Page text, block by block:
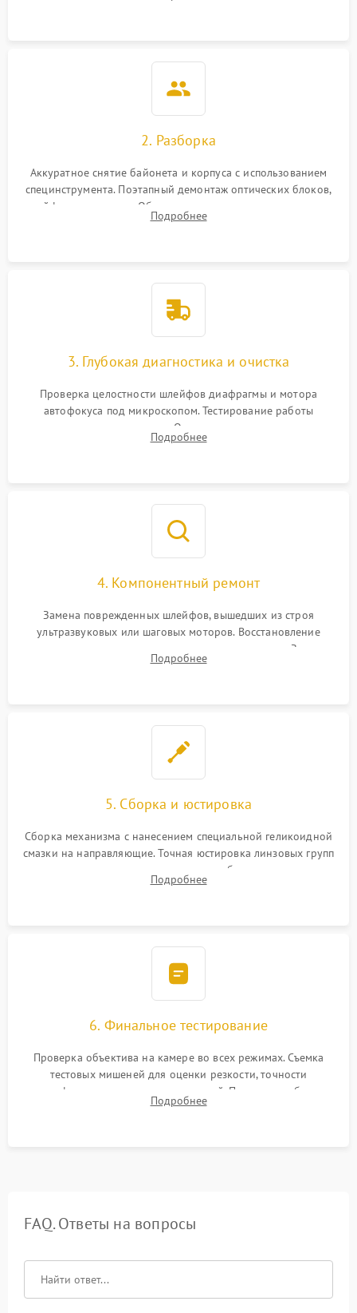
2. Разборка
Аккуратное снятие байонета и корпуса с использованием
специнструмента. Поэтапный демонтаж оптических блоков,
шлейфов и приводов. Обязательная маркировка положения
линзовых групп для сохранения заводской центровки при
Подробнее
3. Глубокая диагностика и очистка
Проверка целостности шлейфов диафрагмы и мотора
автофокуса под микроскопом. Тестирование работы
электромагнитного привода. Очистка оптических элементов
от пыли, следов влаги и грибка спецрастворами без
Подробнее
4. Компонентный ремонт
Замена поврежденных шлейфов, вышедших из строя
ультразвуковых или шаговых моторов. Восстановление
геометрии направляющих при заклинивании зума. Замена
неисправного блока диафрагмы, датчиков положения или
Подробнее
5. Сборка и юстировка
Сборка механизма с нанесением специальной геликоидной
смазки на направляющие. Точная юстировка линзовых групп
программным или механическим способом для устранения
бэк
Подробнее
6. Финальное тестирование
Проверка объектива на камере во всех режимах. Съемка
тестовых мишеней для оценки резкости, точности
автофокуса и отсутствия искажений. Проверка работы
диафрагмы на закрытых значениях и тестирование
Подробнее
FAQ. Ответы на вопросы